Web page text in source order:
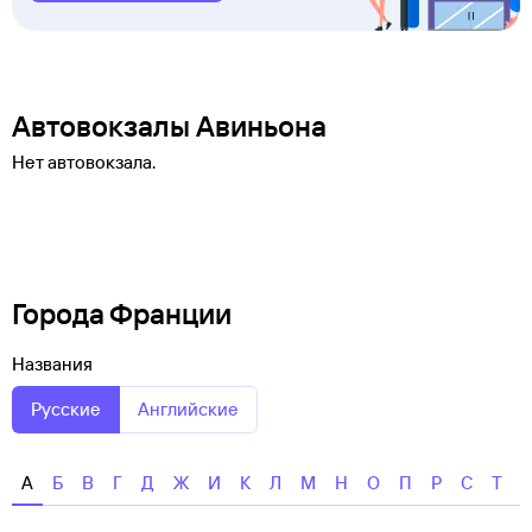
Автовокзалы Авиньона
Нет автовокзала.
Города Франции
Названия
Русские
Английские
А Б В Г Д Ж И К Л М Н О П Р С Т